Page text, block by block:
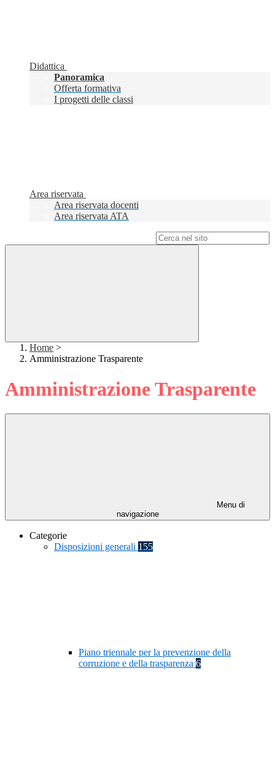
Didattica
Panoramica
Offerta formativa
I progetti delle classi
Area riservata
Area riservata docenti
Area riservata ATA
Home >
Amministrazione Trasparente
Amministrazione Trasparente
Menu di
navigazione
Categorie
Disposizioni generali 155
Piano triennale per la prevenzione della
corruzione e della trasparenza 6